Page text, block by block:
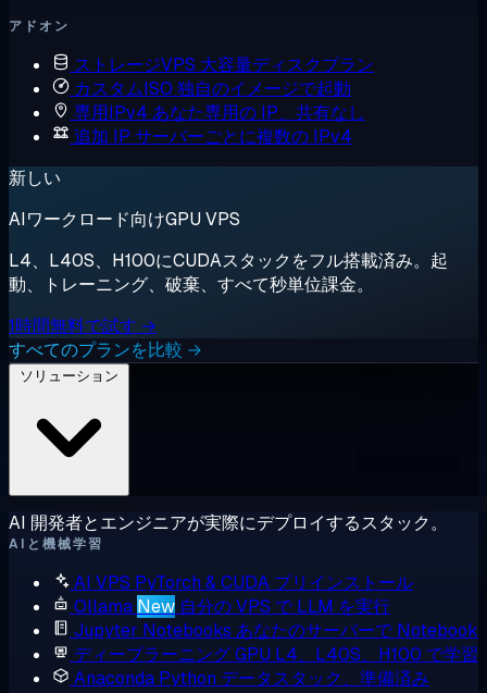
アドオン
ストレージVPS 大容量ディスクプラン
カスタムISO 独自のイメージで起動
専用IPv4 あなた専用の IP、共有なし
追加 IP サーバーごとに複数の IPv4
新しい
AIワークロード向けGPU VPS
L4、L40S、H100にCUDAスタックをフル搭載済み。起
動、トレーニング、破棄、すべて秒単位課金。
1時間無料で試す →
すべてのプランを比較 →
AI 開発者とエンジニアが実際にデプロイするスタック。
AIと機械学習
AI VPS PyTorch & CUDA プリインストール
Ollama New 自分の VPS で LLM を実行
Jupyter Notebooks あなたのサーバーで Notebook
ディープラーニング GPU L4、L40S、H100 で学習
Anaconda Python データスタック、準備済み